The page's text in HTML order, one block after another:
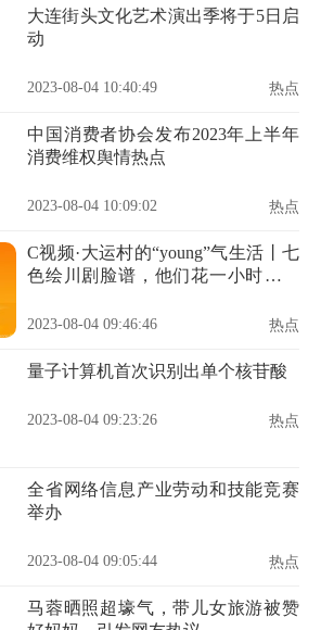
大连街头文化艺术演出季将于5日启
动
2023-08-04 10:40:49 热点
中国消费者协会发布2023年上半年
消费维权舆情热点
2023-08-04 10:09:02 热点
C视频·大运村的“young”气生活丨七
色绘川剧脸谱，他们花一小时感受
2023-08-04 09:46:46 热点
量子计算机首次识别出单个核苷酸
2023-08-04 09:23:26 热点
全省网络信息产业劳动和技能竞赛
举办
2023-08-04 09:05:44 热点
马蓉晒照超壕气，带儿女旅游被赞